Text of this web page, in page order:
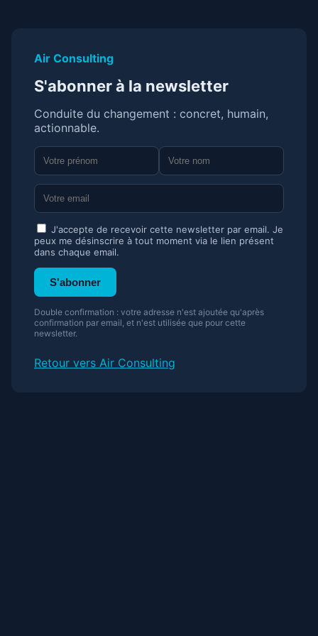
Air Consulting
S'abonner à la newsletter
Conduite du changement : concret, humain,
actionnable.
J'accepte de recevoir cette newsletter par email. Je
peux me désinscrire à tout moment via le lien présent
dans chaque email.
S'abonner
Double confirmation : votre adresse n'est ajoutée qu'après
confirmation par email, et n'est utilisée que pour cette
newsletter.
Retour vers Air Consulting